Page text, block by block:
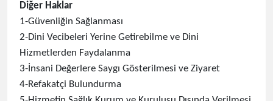
Diğer Haklar
1-Güvenliğin Sağlanması
2-Dini Vecibeleri Yerine Getirebilme ve Dini
Hizmetlerden Faydalanma
3-İnsani Değerlere Saygı Gösterilmesi ve Ziyaret
4-Refakatçi Bulundurma